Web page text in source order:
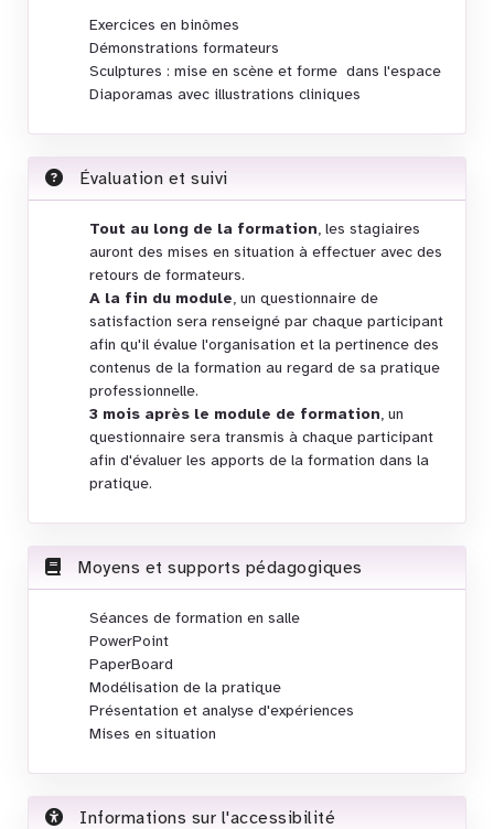
Exercices en binômes
Démonstrations formateurs
Sculptures : mise en scène et forme dans l'espace
Diaporamas avec illustrations cliniques
Évaluation et suivi
Tout au long de la formation, les stagiaires
auront des mises en situation à effectuer avec des
retours de formateurs.
A la fin du module, un questionnaire de
satisfaction sera renseigné par chaque participant
afin qu'il évalue l'organisation et la pertinence des
contenus de la formation au regard de sa pratique
professionnelle.
3 mois après le module de formation, un
questionnaire sera transmis à chaque participant
afin d'évaluer les apports de la formation dans la
pratique.
Moyens et supports pédagogiques
Séances de formation en salle
PowerPoint
PaperBoard
Modélisation de la pratique
Présentation et analyse d'expériences
Mises en situation
Informations sur l'accessibilité